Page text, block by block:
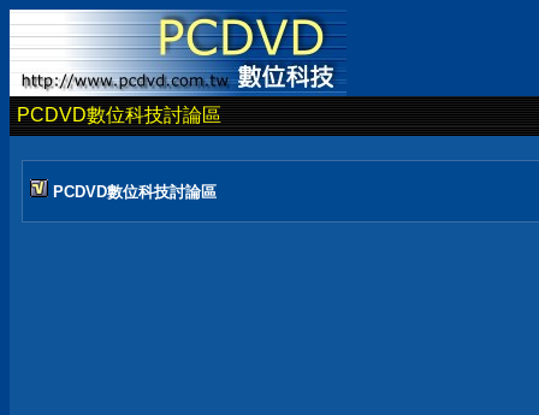
PCDVD數位科技討論區
PCDVD數位科技討論區